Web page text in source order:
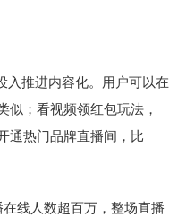
入推进内容化。用户可以在
似；看视频领红包玩法，
通热门品牌直播间，比
线人数超百万，整场直播